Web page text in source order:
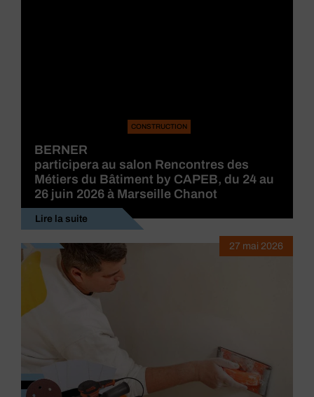
CONSTRUCTION
BERNER
participera au salon Rencontres des
Métiers du Bâtiment by CAPEB, du 24 au
26 juin 2026 à Marseille Chanot
Lire la suite
27 mai 2026